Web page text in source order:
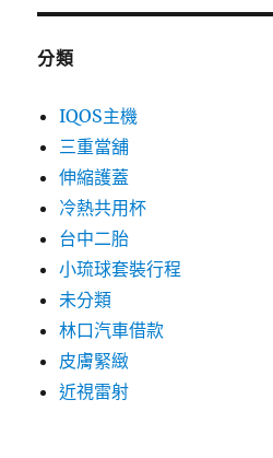
分類
IQOS主機
三重當舖
伸縮護蓋
冷熱共用杯
台中二胎
小琉球套裝行程
未分類
林口汽車借款
皮膚緊緻
近視雷射